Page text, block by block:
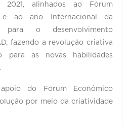
2021, alinhados ao Fórum
e ao ano Internacional da
para o desenvolvimento
fazendo a revolução criativa
para as novas habilidades
do Fórum Econômico
por meio da criatividade